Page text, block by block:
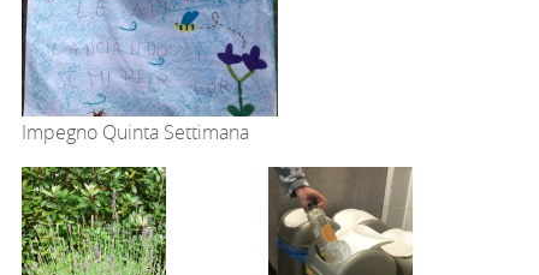
Impegno Quinta Settimana